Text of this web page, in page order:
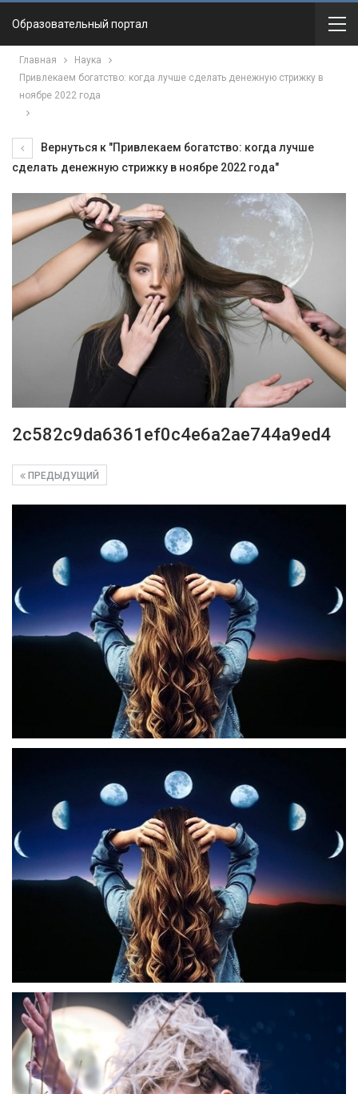
Образовательный портал
Главная
Наука
Привлекаем богатство: когда лучше сделать денежную стрижку в
ноябре 2022 года
Вернуться к "Привлекаем богатство: когда лучше
сделать денежную стрижку в ноябре 2022 года"
2c582c9da6361ef0c4e6a2ae744a9ed4
ПРЕДЫДУЩИЙ